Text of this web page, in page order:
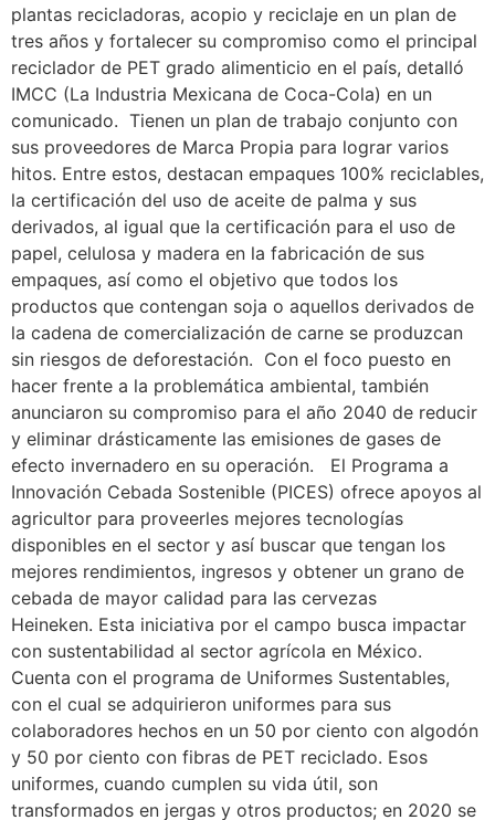
plantas recicladoras, acopio y reciclaje en un plan de
tres años y fortalecer su compromiso como el principal
reciclador de PET grado alimenticio en el país, detalló
IMCC (La Industria Mexicana de Coca-Cola) en un
comunicado. Tienen un plan de trabajo conjunto con
sus proveedores de Marca Propia para lograr varios
hitos. Entre estos, destacan empaques 100% reciclables,
la certificación del uso de aceite de palma y sus
derivados, al igual que la certificación para el uso de
papel, celulosa y madera en la fabricación de sus
empaques, así como el objetivo que todos los
productos que contengan soja o aquellos derivados de
la cadena de comercialización de carne se produzcan
sin riesgos de deforestación. Con el foco puesto en
hacer frente a la problemática ambiental, también
anunciaron su compromiso para el año 2040 de reducir
y eliminar drásticamente las emisiones de gases de
efecto invernadero en su operación. El Programa a
Innovación Cebada Sostenible (PICES) ofrece apoyos al
agricultor para proveerles mejores tecnologías
disponibles en el sector y así buscar que tengan los
mejores rendimientos, ingresos y obtener un grano de
cebada de mayor calidad para las cervezas
Heineken. Esta iniciativa por el campo busca impactar
con sustentabilidad al sector agrícola en México.
Cuenta con el programa de Uniformes Sustentables,
con el cual se adquirieron uniformes para sus
colaboradores hechos en un 50 por ciento con algodón
y 50 por ciento con fibras de PET reciclado. Esos
uniformes, cuando cumplen su vida útil, son
transformados en jergas y otros productos; en 2020 se